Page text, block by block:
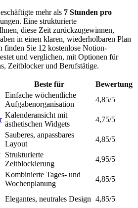
mehr als 7 Stunden pro
Eine strukturierte
diese Zeit zurückzugewinnen,
in einen klaren, wiederholbaren Plan
finden Sie 12 kostenlose Notion-
und verglichen, mit Optionen für
Zeitblocker und Berufstätige.
Beste für
Bewertung
Einfache wöchentliche
Aufgabenorganisation
4,85/5
Kalenderansicht mit
ästhetischen Widgets
4,75/5
Sauberes, anpassbares
Layout
4,85/5
Strukturierte
Zeitblockierung
4,95/5
Kombinierte Tages- und
Wochenplanung
4,85/5
Elegantes, neutrales Design 4,85/5